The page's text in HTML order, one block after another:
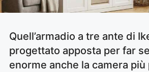
Quell’armadio a tre ante di
progettato apposta per far
enorme anche la camera più